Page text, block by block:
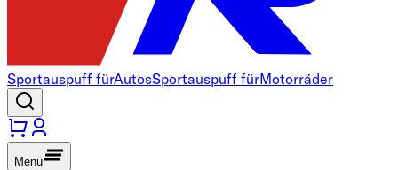
Sportauspuff fürAutosSportauspuff fürMotorräder
Menü